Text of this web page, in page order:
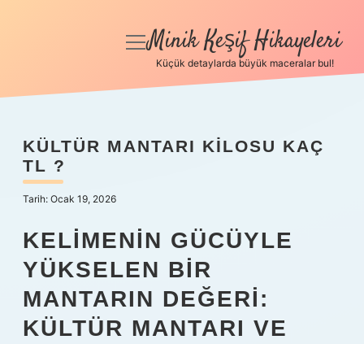
Anasayfa
Yasal Uyarı
Hakkımızda
menüyü
Minik Keşif Hikayeleri
Küçük detaylarda büyük maceralar bul!
KÜLTÜR MANTARI KILOSU KAÇ
TL ?
Tarih: Ocak 19, 2026
KELIMENIN GÜCÜYLE
YÜKSELEN BIR
MANTARIN DEĞERI:
KÜLTÜR MANTARI VE